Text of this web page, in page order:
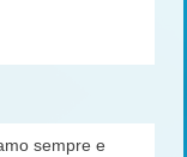
sempre e